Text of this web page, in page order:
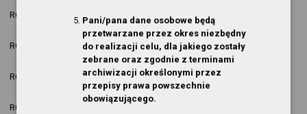
ROK 2026
11:18:11
Jakub Kasprzyk
ROK 2026
2026-07-28
11:15:17
Jakub Kasprzyk nowa pozycja
ROK 2026
2026-07-02
10:01:36
Jakub Kasprzyk
ROK 2026
2026-04-24
Pani/pana dane osobowe będą
przetwarzane przez okres niezbędny
do realizacji celu, dla jakiego zostały
zebrane oraz zgodnie z terminami
archiwizacji określonymi przez
przepisy prawa powszechnie
obowiązującego.